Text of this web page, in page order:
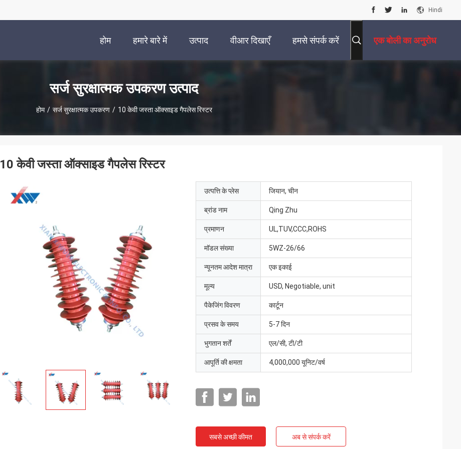
Hindi
होम हमारे बारे में उत्पाद वीआर दिखाएँ हमसे संपर्क करें एक बोली का अनुरोध
सर्ज सुरक्षात्मक उपकरण उत्पाद
होम / सर्ज सुरक्षात्मक उपकरण / 10 केवी जस्ता ऑक्साइड गैपलेस रिस्टर
10 केवी जस्ता ऑक्साइड गैपलेस रिस्टर
उत्पत्ति के प्लेस जियान, चीन
ब्रांड नाम Qing Zhu
प्रमाणन UL,TUV,CCC,ROHS
मॉडल संख्या 5WZ-26/66
न्यूनतम आदेश मात्रा एक इकाई
मूल्य USD, Negotiable, unit
पैकेजिंग विवरण कार्टून
प्रसव के समय 5-7 दिन
भुगतान शर्तें एल/सी, टी/टी
आपूर्ति की क्षमता 4,000,000 यूनिट/वर्ष
सबसे अच्छी कीमत अब से संपर्क करें